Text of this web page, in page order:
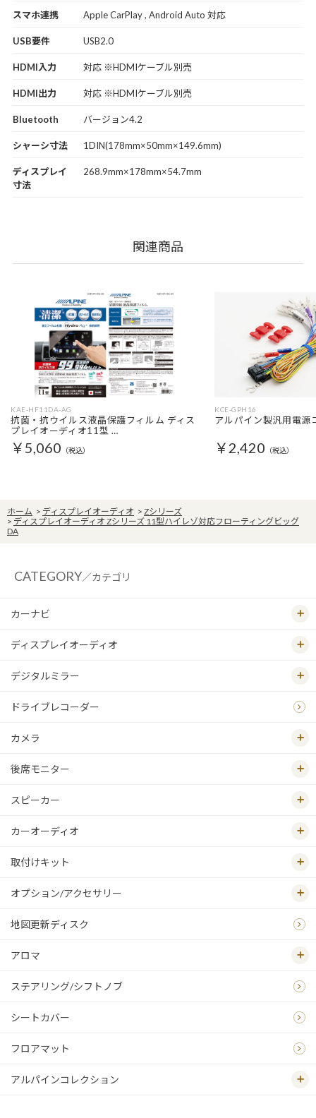
スマホ連携 Apple CarPlay , Android Auto 対応
USB要件 USB2.0
HDMI入力 対応 ※HDMIケーブル別売
HDMI出力 対応 ※HDMIケーブル別売
Bluetooth バージョン4.2
シャーシ寸法 1DIN(178mm×50mm×149.6mm)
ディスプレイ
寸法
268.9mm×178mm×54.7mm
関連商品
KAE-HF11DA-AG
抗菌・抗ウイルス液晶保護フィルム ディス
プレイオーディオ11型 …
￥5,060 （税込）
KCE-GPH16
アルパイン製汎用電源
￥2,420 （税込）
ホーム > ディスプレイオーディオ > Zシリーズ
> ディスプレイオーディオ Zシリーズ 11型ハイレゾ対応フローティングビッグ
DA
CATEGORY／カテゴリ
カーナビ
ディスプレイオーディオ
デジタルミラー
ドライブレコーダー
カメラ
後席モニター
スピーカー
カーオーディオ
取付けキット
オプション/アクセサリー
地図更新ディスク
アロマ
ステアリング/シフトノブ
シートカバー
フロアマット
アルパインコレクション